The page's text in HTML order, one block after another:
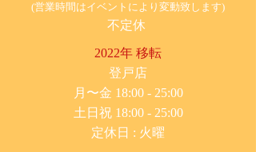
(営業時間はイベントにより変動致します)
不定休
2022年 移転
​登戸店
月〜金 18:00 - 25:00
土日祝 18:00 - 25:00
​定休日 : 火曜